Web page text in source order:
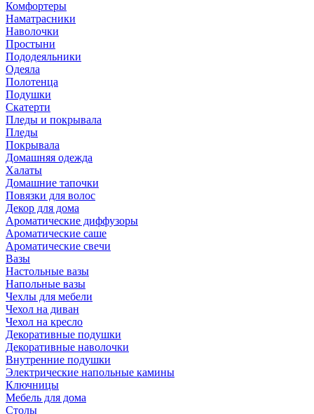
Комфортеры
Наматрасники
Наволочки
Простыни
Пододеяльники
Одеяла
Полотенца
Подушки
Скатерти
Пледы и покрывала
Пледы
Покрывала
Домашняя одежда
Халаты
Домашние тапочки
Повязки для волос
Декор для дома
Ароматические диффузоры
Ароматические саше
Ароматические свечи
Вазы
Настольные вазы
Напольные вазы
Чехлы для мебели
Чехол на диван
Чехол на кресло
Декоративные подушки
Декоративные наволочки
Внутренние подушки
Электрические напольные камины
Ключницы
Мебель для дома
Столы